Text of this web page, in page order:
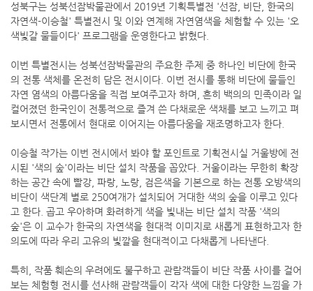
성북구는 성북선잠박물관에서 2019년 기획특별전 '선잠, 비단, 한국의
자연색-이승철' 특별전시 및 이와 연계해 자연염색을 체험할 수 있는 '오
색빛갈 물들이다' 프로그램을 운영한다고 밝혔다.
이번 특별전시는 성북선잠박물관의 주요한 주제 중 하나인 비단에 한국
의 전통 색체를 온전히 담은 전시이다. 이번 전시를 통해 비단에 물들인
자연 염색의 아름다움을 직접 보여주고자 하며, 흔히 백의의 민족이라 일
컬어졌던 한국인이 전통적으로 즐겨 쓴 다채로운 색채를 보고 느끼고 펴
보시면서 전통에서 현대로 이어지는 아름다움을 재조명하고자 한다.
이승철 작가는 이번 전시에서 봐야 할 포인트로 기획전시실 거울방에 전
시된 '색의 숲'이라는 비단 설치 작품을 꼽았다. 거울이라는 무한히 확장
하는 공간 속에 빨강, 파랑, 노랑, 검은색을 기본으로 하는 전통 오방색의
비단이 색단계 별로 250여개가 설치되어 거대한 색의 숲을 이루고 있다
고 한다. 곱고 우아하며 화려하게 색을 빛내는 비단 설치 작품 '색의
숲'은 이 교수가 한국의 자연색을 현대적 이미지로 새롭게 표현하고자 한
의도에 따라 우리 고유의 빛깔을 현대적이고 다채롭게 나타낸다.
특히, 작품 훼손의 우려에도 불구하고 관람객들이 비단 작품 사이를 걸어
보는 체험형 전시를 선사해 관람객들이 각자 색에 대한 다양한 느낌을 가